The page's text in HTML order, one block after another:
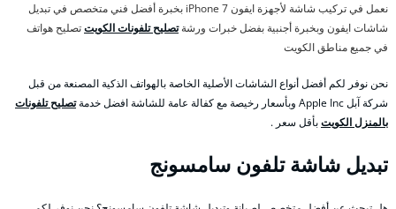
نعمل في تركيب شاشة لأجهزة ايفون 7 iPhone بخبرة أفضل فني متخصص في تبديل
شاشات ايفون وبخبرة أجنبية بفضل خبرات ورشةتصليح تلفونات الكويتتصليح هواتف
في جميع مناطق الكويت
نحن نوفر لكم أفضل أنواع الشاشات الأصلية الخاصة بالهواتف الذكية المصنعة من قبل
شركة آبل Apple Inc وبأسعار رخيصة مع كفالة عامة للشاشة افضل خدمة
تصليح تلفونات
بالمنزل الكويتبأقل سعر .
تبديل شاشة تلفون سامسونج